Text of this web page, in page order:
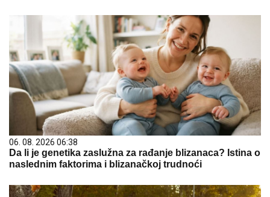
06. 08. 2026 06:38
Da li je genetika zaslužna za rađanje blizanaca? Istina o
naslednim faktorima i blizanačkoj trudnoći